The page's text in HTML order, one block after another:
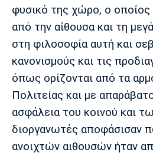
Μπορούσια
Παρί Σεν
Μονακό
Ερυθρός
φυσικό της χώρο, ο οποίος
από την αίθουσα και τη
στη φιλοσοφία αυτή και
κανονισμούς και τις
όπως ορίζονται από τα
Πολιτείας και με
ασφάλεια του κοινού και
διοργανωτές αποφάσισαν
ανοιχτών αιθουσών ήταν